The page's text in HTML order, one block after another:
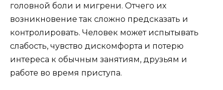
головной боли и мигрени. Отчего их
возникновение так сложно предсказать и
контролировать. Человек может испытывать
слабость, чувство дискомфорта и потерю
интереса к обычным занятиям, друзьям и
работе во время приступа.